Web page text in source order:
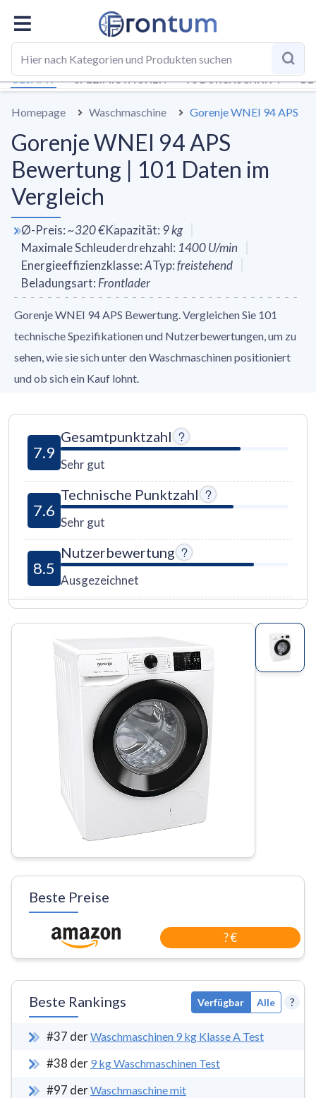
GESAMT SPEZIFIKATIONEN VS DURCHSCHNITT
Homepage Waschmaschine Gorenje WNEI 94 APS
Gorenje WNEI 94 APS
Bewertung | 101 Daten im
Vergleich
Ø-Preis:~320 €Kapazität: 9kg
Maximale Schleuderdrehzahl: 1400U/min
Energieeffizienzklasse:ATyp:freistehend
Beladungsart: Frontlader
Gorenje WNEI 94 APS Bewertung. Vergleichen Sie 101
technische Spezifikationen und Nutzerbewertungen, um zu
sehen, wie sie sich unter den Waschmaschinen positioniert
und ob sich ein Kauf lohnt.
7.9
Gesamtpunktzahl
Sehr gut
7.6
Technische Punktzahl
Sehr gut
8.5
Nutzerbewertung
Ausgezeichnet
Beste Preise
? €
Beste Rankings Verfügbar Alle ?
#37 derWaschmaschinen 9 kg Klasse A Test
#38 der 9 kg Waschmaschinen Test
#97 derWaschmaschine mit